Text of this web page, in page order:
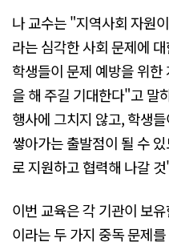
나 교수는 "지역사회 자원
라는 심각한 사회 문제에
학생들이 문제 예방을 위
을 해 주길 기대한다"고 말
행사에 그치지 않고, 학생
쌓아가는 출발점이 될 수
로 지원하고 협력해 나갈
이번 교육은 각 기관이 보
이라는 두 가지 중독 문제